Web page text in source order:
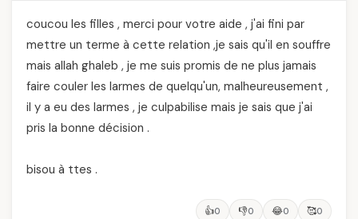
coucou les filles , merci pour votre aide , j'ai fini par
mettre un terme à cette relation ,je sais qu'il en souffre
mais allah ghaleb , je me suis promis de ne plus jamais
faire couler les larmes de quelqu'un, malheureusement ,
il y a eu des larmes , je culpabilise mais je sais que j'ai
pris la bonne décision .
bisou à ttes .
👍0 👎0 😂0 🥰0